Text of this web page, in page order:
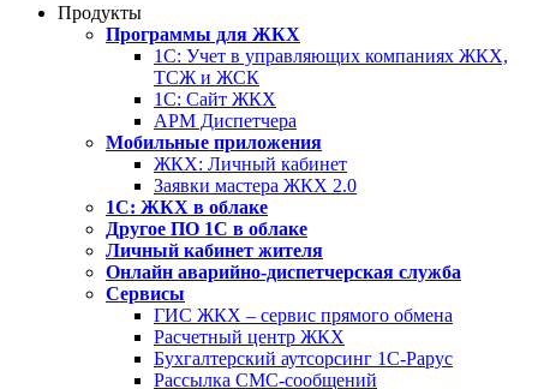
Продукты
Программы для ЖКХ
1С: Учет в управляющих компаниях ЖКХ,
ТСЖ и ЖСК
1С: Сайт ЖКХ
АРМ Диспетчера
Мобильные приложения
ЖКХ: Личный кабинет
Заявки мастера ЖКХ 2.0
1С: ЖКХ в облаке
Другое ПО 1С в облаке
Личный кабинет жителя
Онлайн аварийно-диспетчерская служба
Сервисы
ГИС ЖКХ – сервис прямого обмена
Расчетный центр ЖКХ
Бухгалтерский аутсорсинг 1С-Рарус
Рассылка СМС-сообщений